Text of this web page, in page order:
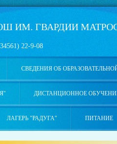
ИМ. ГВАРДИИ
22-9-08
СВЕДЕНИЯ ОБ
ДИСТАНЦИОННОЕ
ЛАГЕРЬ "РАДУГА" ПИТАНИЕ